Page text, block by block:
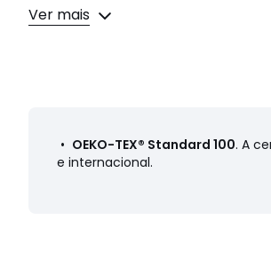
Cores Cinza-Pérola, Bege-Pedra,
Ver mais
• OEKO-TEX® Standard 100. A
e internacional.